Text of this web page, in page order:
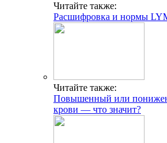
Читайте также:
Расшифровка и нормы
Читайте также:
Повышенный или
крови — что значит?